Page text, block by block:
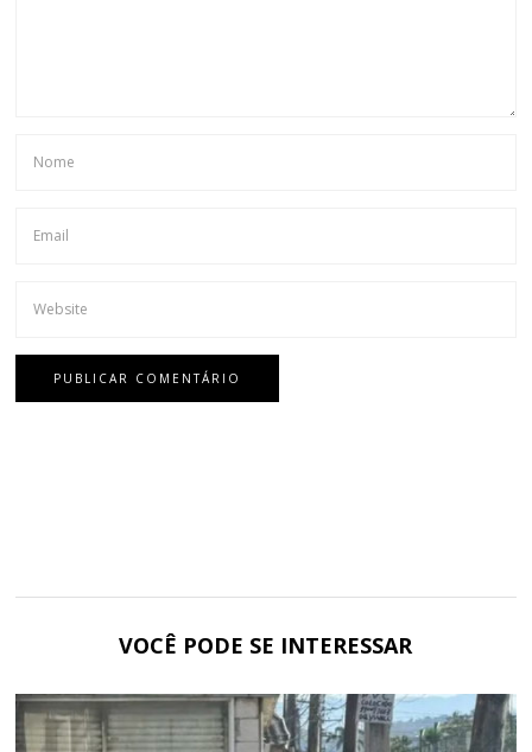
VOCÊ PODE SE INTERESSAR